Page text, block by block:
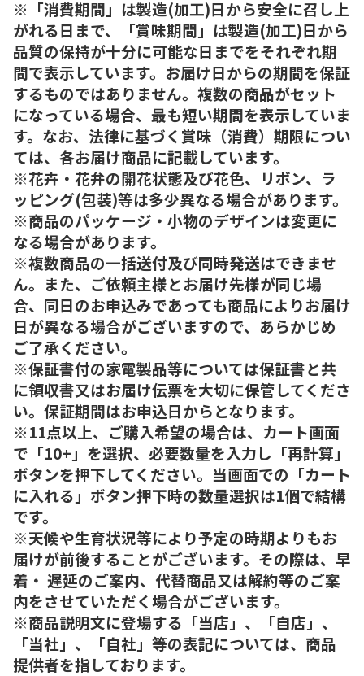
※「消費期間」は製造(加工)日から安全に召し上
がれる日まで、「賞味期間」は製造(加工)日から
品質の保持が十分に可能な日までをそれぞれ期
間で表示しています。お届け日からの期間を保証
するものではありません。複数の商品がセット
になっている場合、最も短い期間を表示していま
す。なお、法律に基づく賞味（消費）期限につい
ては、各お届け商品に記載しています。
※花卉・花弁の開花状態及び花色、リボン、ラ
ッピング(包装)等は多少異なる場合があります。
※商品のパッケージ・小物のデザインは変更に
なる場合があります。
※複数商品の一括送付及び同時発送はできませ
ん。また、ご依頼主様とお届け先様が同じ場
合、同日のお申込みであっても商品によりお届け
日が異なる場合がございますので、あらかじめ
ご了承ください。
※保証書付の家電製品等については保証書と共
に領収書又はお届け伝票を大切に保管してくださ
い。保証期間はお申込日からとなります。
※11点以上、ご購入希望の場合は、カート画面
で「10+」を選択、必要数量を入力し「再計算」
ボタンを押下してください。当画面での「カート
に入れる」ボタン押下時の数量選択は1個で結構
です。
※天候や生育状況等により予定の時期よりもお
届けが前後することがございます。その際は、早
着・ 遅延のご案内、代替商品又は解約等のご案
内をさせていただく場合がございます。
※商品説明文に登場する「当店」、「自店」、
「当社」、「自社」等の表記については、商品
提供者を指しております。